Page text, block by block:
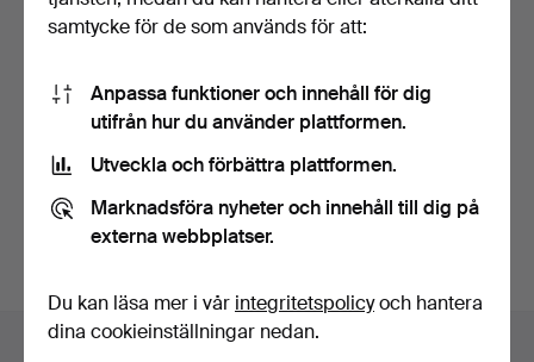
CHRISTIANSEN. DANSK
DESIGNAD…
1 dag
162 USD
Du kan också söka ivårt arkiv med avslutade auktioner
Sidfotsnavigation
samtycke för de som används för att:
Anpassa funktioner och innehåll för dig
utifrån hur du använder plattformen.
Utveckla och förbättra plattformen.
Marknadsföra nyheter och innehåll till dig på
externa webbplatser.
Du kan läsa mer i vår integritetspolicyoch hantera
dina cookieinställningar nedan.